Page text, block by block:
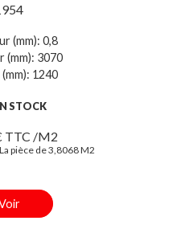
(mm): 0,8
(mm): 3070
1240
STOCK
TTC /M2
pièce de 3,8068 M2